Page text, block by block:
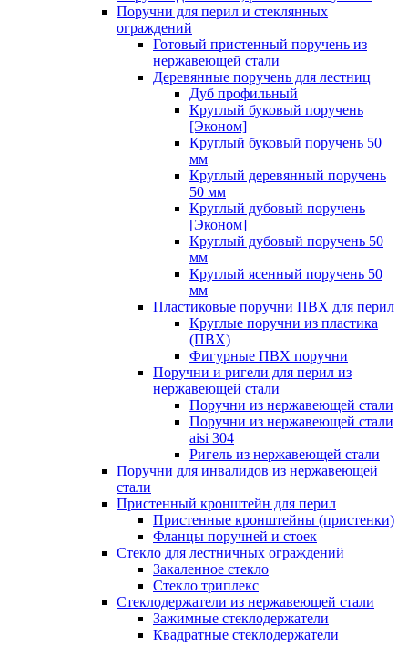
Поручни для перил и стеклянных
ограждений
Готовый пристенный поручень из
нержавеющей стали
Деревянные поручень для лестниц
Дуб профильный
Круглый буковый поручень
[Эконом]
Круглый буковый поручень 50
мм
Круглый деревянный поручень
50 мм
Круглый дубовый поручень
[Эконом]
Круглый дубовый поручень 50
мм
Круглый ясенный поручень 50
мм
Пластиковые поручни ПВХ для перил
Круглые поручни из пластика
(ПВХ)
Фигурные ПВХ поручни
Поручни и ригели для перил из
нержавеющей стали
Поручни из нержавеющей стали
Поручни из нержавеющей стали
aisi 304
Ригель из нержавеющей стали
Поручни для инвалидов из нержавеющей
стали
Пристенный кронштейн для перил
Пристенные кронштейны (пристенки)
Фланцы поручней и стоек
Стекло для лестничных ограждений
Закаленное стекло
Стекло триплекс
Стеклодержатели из нержавеющей стали
Зажимные стеклодержатели
Квадратные стеклодержатели